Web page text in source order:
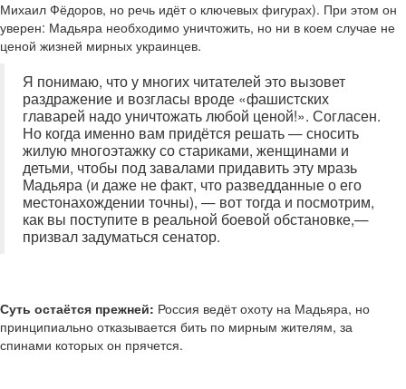
Михаил Фёдоров, но речь идёт о ключевых фигурах). При этом он
уверен: Мадьяра необходимо уничтожить, но ни в коем случае не
ценой жизней мирных украинцев.
Я понимаю, что у многих читателей это вызовет
раздражение и возгласы вроде «фашистских
главарей надо уничтожать любой ценой!». Согласен.
Но когда именно вам придётся решать — сносить
жилую многоэтажку со стариками, женщинами и
детьми, чтобы под завалами придавить эту мразь
Мадьяра (и даже не факт, что разведданные о его
местонахождении точны), — вот тогда и посмотрим,
как вы поступите в реальной боевой обстановке,—
призвал задуматься сенатор.
Суть остаётся прежней: Россия ведёт охоту на Мадьяра, но
принципиально отказывается бить по мирным жителям, за
спинами которых он прячется.